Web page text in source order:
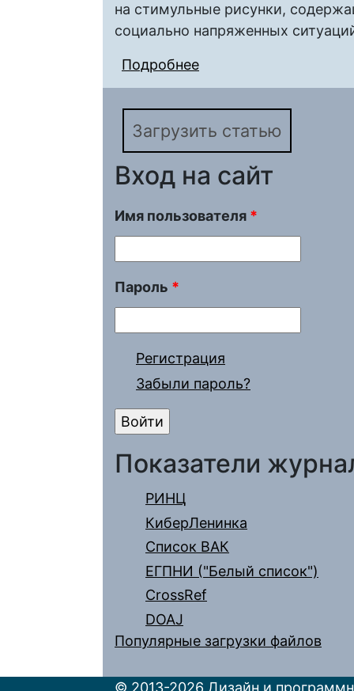
на стимульные рисунки,
социально напряженных
Подробнее
ЭМОЦИОНАЛЬНОЙ
Загрузить статью
Вход на сайт
Имя пользователя *
Пароль *
Регистрация
Забыли пароль?
Показатели
РИНЦ
КиберЛенинка
Список ВАК
ЕГПНИ ("Белый список")
CrossRef
DOAJ
Популярные загрузки файлов
© 2013-2026 Дизайн и